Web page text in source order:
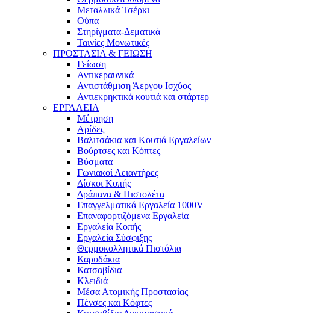
Μεταλλικά Τσέρκι
Ούπα
Στηρίγματα-Δεματικά
Ταινίες Μονωτικές
ΠΡΟΣΤΑΣΙΑ & ΓΕΙΩΣΗ
Γείωση
Αντικεραυνικά
Αντιστάθμιση Άεργου Ισχύος
Αντιεκρηκτικά κουτιά και στάρτερ
ΕΡΓΑΛΕΙΑ
Μέτρηση
Αρίδες
Βαλιτσάκια και Κουτιά Εργαλείων
Βούρτσες και Κόπτες
Βύσματα
Γωνιακοί Λειαντήρες
Δίσκοι Κοπής
Δράπανα & Πιστολέτα
Επαγγελματικά Εργαλεία 1000V
Επαναφορτιζόμενα Εργαλεία
Εργαλεία Κοπής
Εργαλεία Σύσφιξης
Θερμοκολλητικά Πιστόλια
Καρυδάκια
Κατσαβίδια
Κλειδιά
Μέσα Ατομικής Προστασίας
Πένσες και Κόφτες